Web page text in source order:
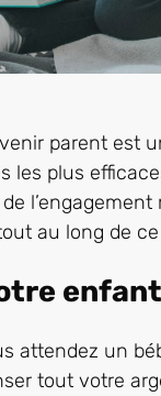
parent est
les plus
au long de
attendez un
tout votre